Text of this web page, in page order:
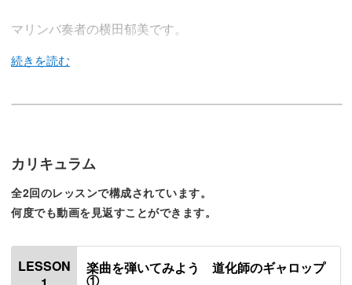
マリンバ奏者の横田郁美です。
法をレクチャーします。
少し難しい楽曲ではありますが、楽しみながら学んでいた
カリキュラム
全2回のレッスンで構成されています。
何度でも動画を見返すことができます。
LESSON
楽曲を弾いてみよう 道化師のギャロップ
①